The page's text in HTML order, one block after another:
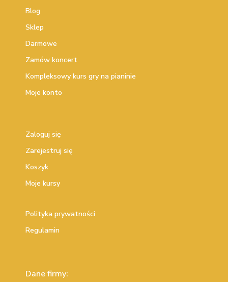
Blog
Sklep
Darmowe
Zamów koncert
Kompleksowy kurs gry na pianinie
Moje konto
Zaloguj się
Zarejestruj się
Koszyk
Moje kursy
Polityka prywatności
Regulamin
Dane firmy: